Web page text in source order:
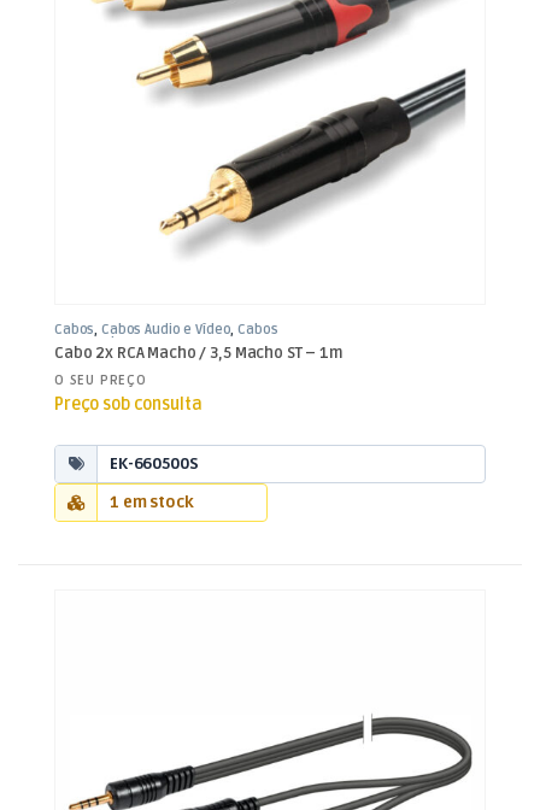
Cabos,Cabos Áudio e Vídeo,Cabos
RCA / Jack 3,5mm
Cabo 2x RCA Macho / 3,5 Macho ST – 1m
O SEU PREÇO
Preço sob consulta
EK-660500S
1 em stock